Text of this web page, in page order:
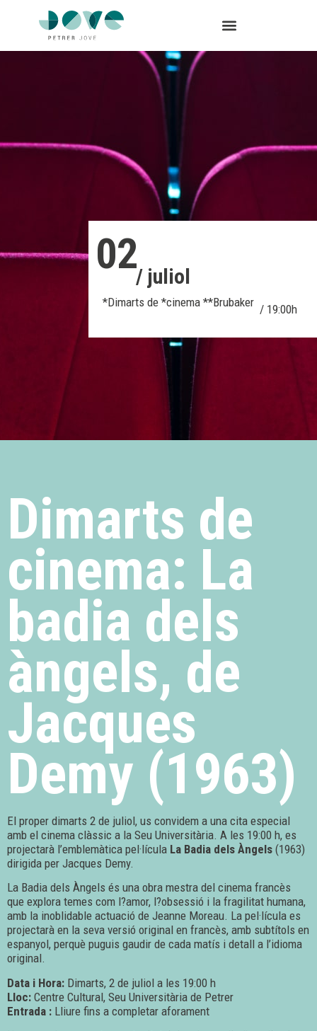
02/ juliol
*Dimarts de *cinema **Brubaker / 19:00h
Dimarts de
cinema: La
badia dels
àngels, de
Jacques
Demy (1963)
El proper dimarts 2 de juliol, us convidem a una cita especial
amb el cinema clàssic a la Seu Universitària. A les 19:00 h, es
projectarà l’emblemàtica pel·lícula La Badia dels Àngels (1963)
dirigida per Jacques Demy.
La Badia dels Àngels és una obra mestra del cinema francès
que explora temes com l?amor, l?obsessió i la fragilitat humana,
amb la inoblidable actuació de Jeanne Moreau. La pel·lícula es
projectarà en la seva versió original en francès, amb subtítols en
espanyol, perquè puguis gaudir de cada matís i detall a l’idioma
original.
Data i Hora: Dimarts, 2 de juliol a les 19:00 h
Lloc: Centre Cultural, Seu Universitària de Petrer
Entrada : Lliure fins a completar aforament